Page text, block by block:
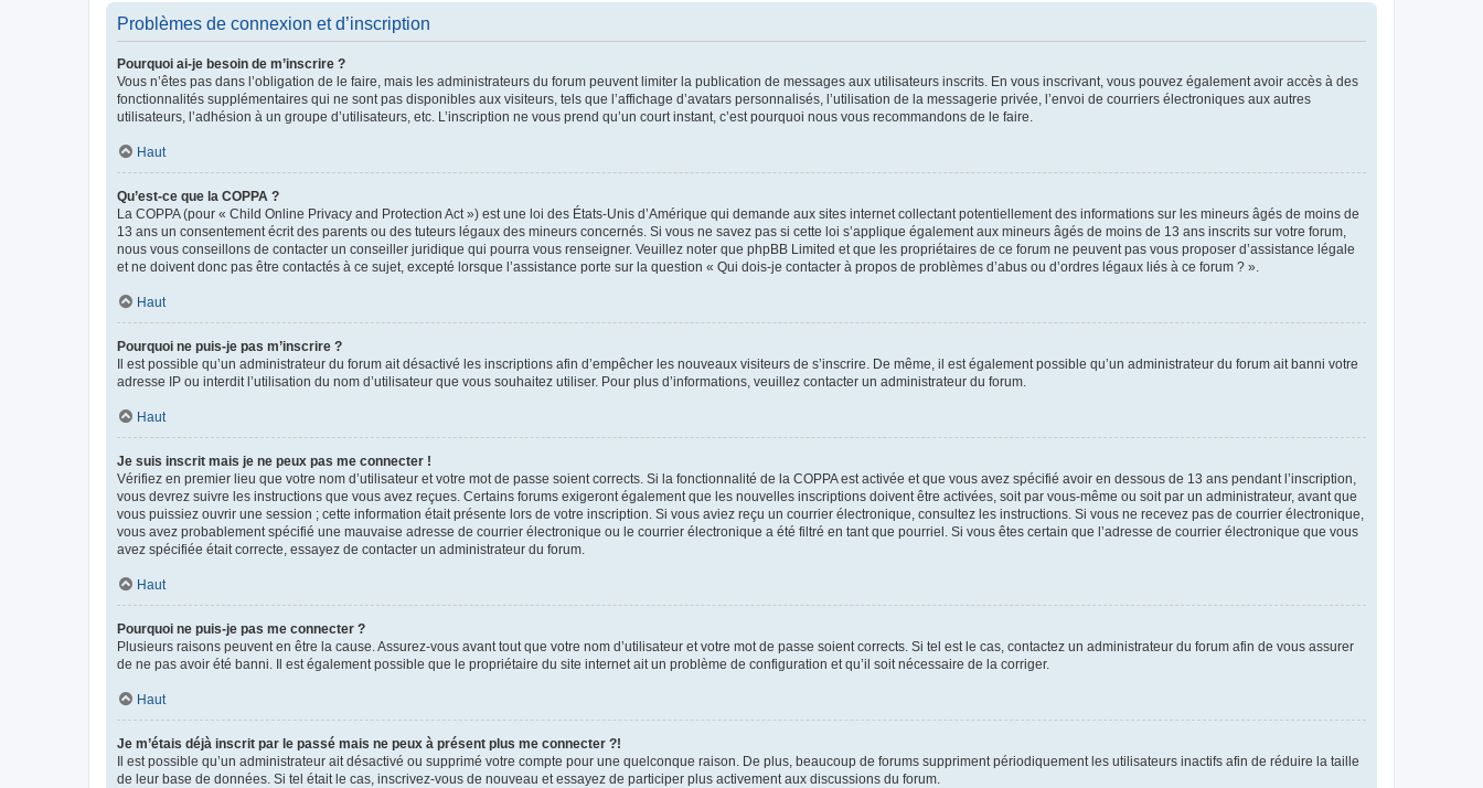
Problèmes de connexion et d’inscription
Pourquoi ai-je besoin de m’inscrire ?
Vous n’êtes pas dans l’obligation de le faire, mais les administrateurs du forum peuvent limiter la publication de messages aux utilisateurs inscrits. En vous inscrivant, vous pouvez également avoir accès à des
fonctionnalités supplémentaires qui ne sont pas disponibles aux visiteurs, tels que l’affichage d’avatars personnalisés, l’utilisation de la messagerie privée, l’envoi de courriers électroniques aux autres
utilisateurs, l’adhésion à un groupe d’utilisateurs, etc. L’inscription ne vous prend qu’un court instant, c’est pourquoi nous vous recommandons de le faire.
Haut
Qu’est-ce que la COPPA ?
La COPPA (pour « Child Online Privacy and Protection Act ») est une loi des États-Unis d’Amérique qui demande aux sites internet collectant potentiellement des informations sur les mineurs âgés de moins de
13 ans un consentement écrit des parents ou des tuteurs légaux des mineurs concernés. Si vous ne savez pas si cette loi s’applique également aux mineurs âgés de moins de 13 ans inscrits sur votre forum,
nous vous conseillons de contacter un conseiller juridique qui pourra vous renseigner. Veuillez noter que phpBB Limited et que les propriétaires de ce forum ne peuvent pas vous proposer d’assistance légale
et ne doivent donc pas être contactés à ce sujet, excepté lorsque l’assistance porte sur la question « Qui dois-je contacter à propos de problèmes d’abus ou d’ordres légaux liés à ce forum ? ».
Haut
Pourquoi ne puis-je pas m’inscrire ?
Il est possible qu’un administrateur du forum ait désactivé les inscriptions afin d’empêcher les nouveaux visiteurs de s’inscrire. De même, il est également possible qu’un administrateur du forum ait banni votre
adresse IP ou interdit l’utilisation du nom d’utilisateur que vous souhaitez utiliser. Pour plus d’informations, veuillez contacter un administrateur du forum.
Haut
Je suis inscrit mais je ne peux pas me connecter !
Vérifiez en premier lieu que votre nom d’utilisateur et votre mot de passe soient corrects. Si la fonctionnalité de la COPPA est activée et que vous avez spécifié avoir en dessous de 13 ans pendant l’inscription,
vous devrez suivre les instructions que vous avez reçues. Certains forums exigeront également que les nouvelles inscriptions doivent être activées, soit par vous-même ou soit par un administrateur, avant que
vous puissiez ouvrir une session ; cette information était présente lors de votre inscription. Si vous aviez reçu un courrier électronique, consultez les instructions. Si vous ne recevez pas de courrier électronique,
vous avez probablement spécifié une mauvaise adresse de courrier électronique ou le courrier électronique a été filtré en tant que pourriel. Si vous êtes certain que l’adresse de courrier électronique que vous
avez spécifiée était correcte, essayez de contacter un administrateur du forum.
Haut
Pourquoi ne puis-je pas me connecter ?
Plusieurs raisons peuvent en être la cause. Assurez-vous avant tout que votre nom d’utilisateur et votre mot de passe soient corrects. Si tel est le cas, contactez un administrateur du forum afin de vous assurer
de ne pas avoir été banni. Il est également possible que le propriétaire du site internet ait un problème de configuration et qu’il soit nécessaire de la corriger.
Haut
Je m’étais déjà inscrit par le passé mais ne peux à présent plus me connecter ?!
Il est possible qu’un administrateur ait désactivé ou supprimé votre compte pour une quelconque raison. De plus, beaucoup de forums suppriment périodiquement les utilisateurs inactifs afin de réduire la taille
de leur base de données. Si tel était le cas, inscrivez-vous de nouveau et essayez de participer plus activement aux discussions du forum.